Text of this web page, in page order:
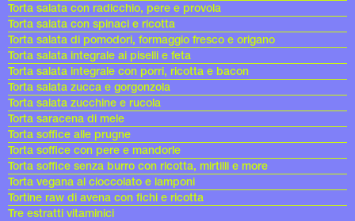
Torta salata con radicchio, pere e provola
Torta salata con spinaci e ricotta
Torta salata di pomodori, formaggio fresco e origano
Torta salata integrale ai piselli e feta
Torta salata integrale con porri, ricotta e bacon
Torta salata zucca e gorgonzola
Torta salata zucchine e rucola
Torta saracena di mele
Torta soffice alle prugne
Torta soffice con pere e mandorle
Torta soffice senza burro con ricotta, mirtilli e more
Torta vegana al cioccolato e lamponi
Tortine raw di avena con fichi e ricotta
Tre estratti vitaminici